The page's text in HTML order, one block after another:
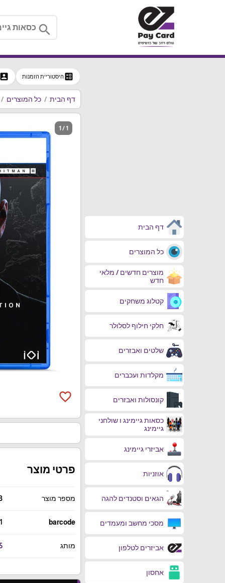
search
דף הבית
כל המוצרים
מוצרים חדשים / מלאי
חדש
קטלוג משחקים
חלקי חילוף לסלולר
שלטים ואבזרים
מקלדות ועכברים
קונסולות ואבזרים
כסאות גיימינג ו שולחני
גיימינג
אביזרי גיימינג
אוזניות
הגאים וסטנדים להגה
מסכי מחשב ומעמדים
אביזרים לטלפון
אחסון
ballot היסטוריית הזמנות
דף הבית כל המוצרים
1 / 1
favorite_border
פרטי מוצר
מספר מוצר
barcode
מותג